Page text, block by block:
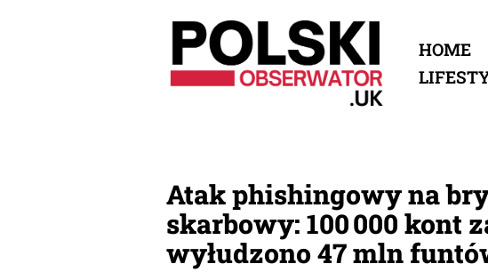
Przejdź
do
HOME
Atak phishingowy na
skarbowy: 100 000 kont
wyłudzono 47 mln